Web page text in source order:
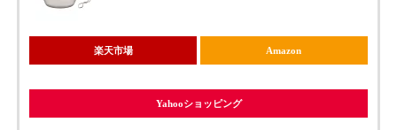
楽天市場 Amazon
Yahooショッピング